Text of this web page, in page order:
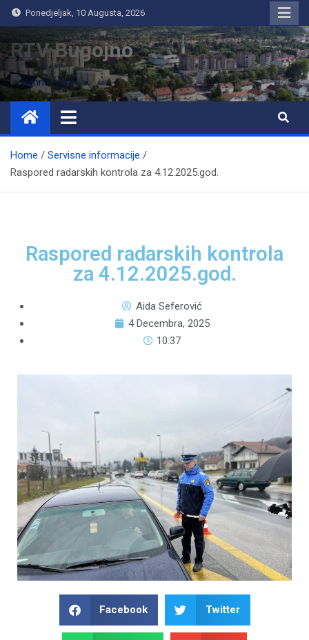
Ponedjeljak, 10 Augusta, 2026
RTV Bugojno
Home
Servisne informacije
Raspored radarskih kontrola za 4.12.2025.god.
Raspored radarskih kontrola
za 4.12.2025.god.
Aida Seferović
4 Decembra, 2025
10:37
Facebook Twitter